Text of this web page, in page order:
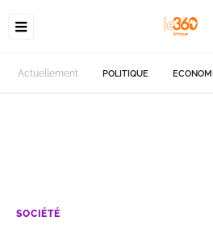
Actuellement POLITIQUE
SOCIÉTÉ